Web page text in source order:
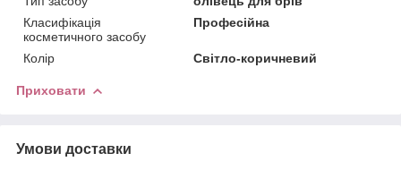
Класифікація
косметичного засобу
Професійна
Колір Світло-коричневий
Приховати
Умови доставки